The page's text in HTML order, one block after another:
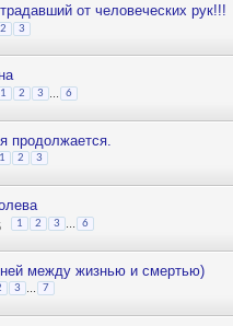
от человеческих рук!!!
2 3
1 2 3 6
продолжается.
1 2 3
1 2 3 6
между жизнью и смертью)
3 7